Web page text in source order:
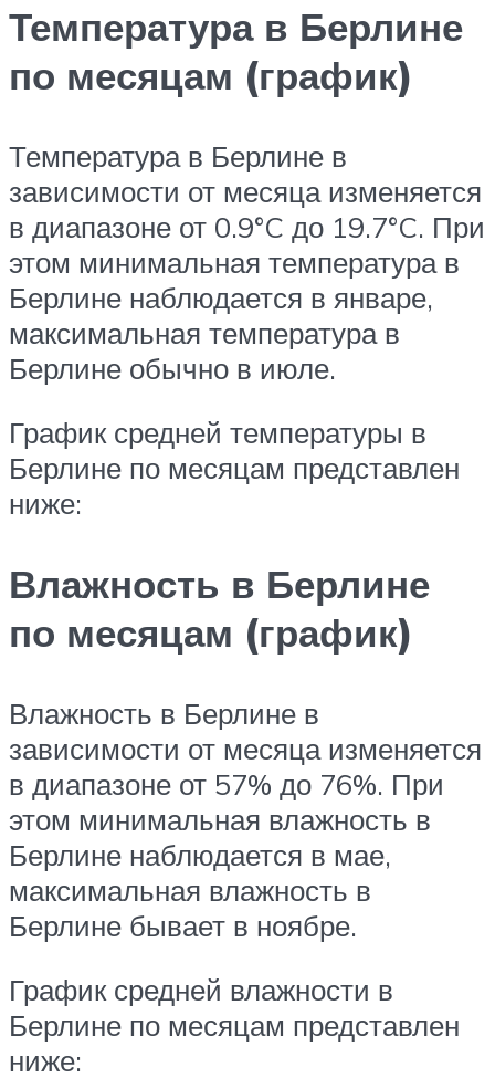
Температура в Берлине
по месяцам (график)
Температура в Берлине в
зависимости от месяца изменяется
в диапазоне от 0.9°C до 19.7°C. При
этом минимальная температура в
Берлине наблюдается в январе,
максимальная температура в
Берлине обычно в июле.
График средней температуры в
Берлине по месяцам представлен
ниже:
Влажность в Берлине
по месяцам (график)
Влажность в Берлине в
зависимости от месяца изменяется
в диапазоне от 57% до 76%. При
этом минимальная влажность в
Берлине наблюдается в мае,
максимальная влажность в
Берлине бывает в ноябре.
График средней влажности в
Берлине по месяцам представлен
ниже: